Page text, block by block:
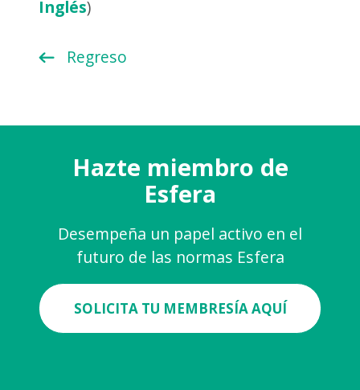
Inglés)
Regreso
Hazte miembro de
Esfera
Desempeña un papel activo en el
futuro de las normas Esfera
SOLICITA TU MEMBRESÍA AQUÍ